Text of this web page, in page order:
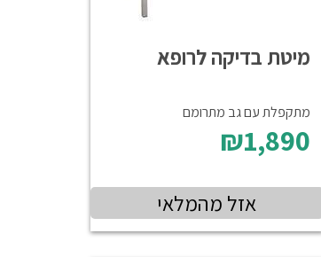
מיטת בדיקה לרופא
מתקפלת עם גב מתרומם
₪1,890
אזל מהמלאי